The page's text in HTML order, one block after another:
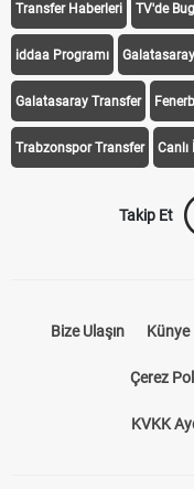
Transfer Haberleri TV'de
iddaa Programı Galatasaray
Galatasaray Transfer
Trabzonspor Transfer Canlı
Takip Et
Bize Ulaşın Künye
Çerez
KVKK